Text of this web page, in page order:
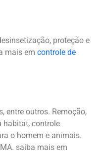
proteção e
mais em controle de
entre outros. Remoção,
habitat, controle
o homem e animais.
saiba mais em